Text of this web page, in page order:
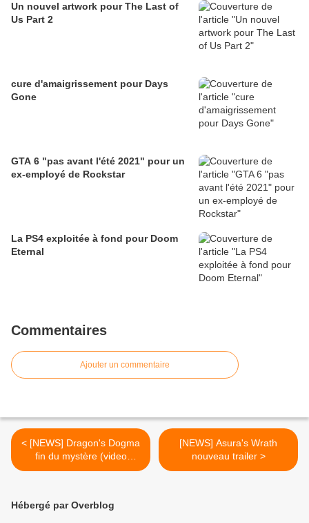
Un nouvel artwork pour The Last of
Us Part 2
cure d'amaigrissement pour Days
Gone
GTA 6 "pas avant l'été 2021" pour un
ex-employé de Rockstar
La PS4 exploitée à fond pour Doom
Eternal
Commentaires
Ajouter un commentaire
< [NEWS] Dragon's Dogma
fin du mystère (video
ingame et images)
[NEWS] Asura's Wrath
nouveau trailer >
Hébergé par Overblog